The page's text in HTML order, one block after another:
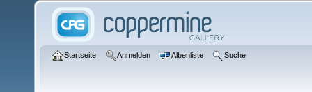
Startseite Anmelden Albenliste Suche